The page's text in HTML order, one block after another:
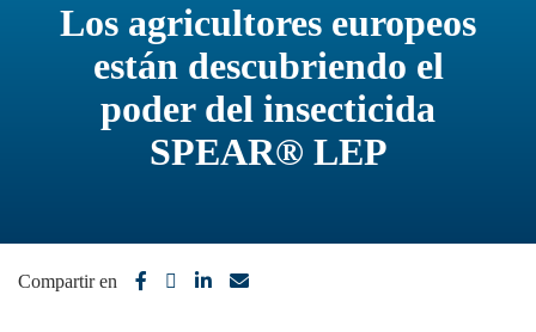
Los agricultores europeos
están descubriendo el
poder del insecticida
SPEAR® LEP
Compartir en